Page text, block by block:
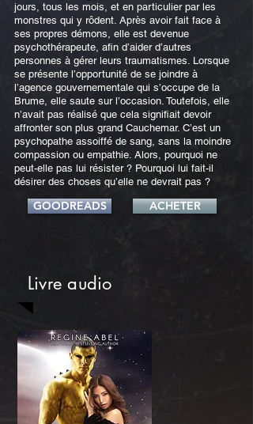
jours, tous les mois, et en particulier par les
monstres qui y rôdent. Après avoir fait face à
ses propres démons, elle est devenue
psychothérapeute, afin d’aider d’autres
personnes à gérer leurs traumatismes. Lorsque
se présente l’opportunité de se joindre à
l’agence gouvernementale qui s’occupe de la
Brume, elle saute sur l’occasion. Toutefois, elle
n’avait pas réalisé que cela signifiait devoir
affronter son plus grand Cauchemar. C’est un
psychopathe assoiffé de sang, sans la moindre
compassion ou empathie. Alors, pourquoi ne
peut-elle pas lui résister ? Pourquoi lui fait-il
désirer des choses qu’elle ne devrait pas ?
GOODREADS ACHETER
Livre audio